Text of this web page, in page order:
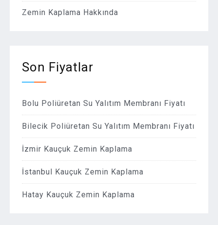
Zemin Kaplama Hakkında
Son Fiyatlar
Bolu Poliüretan Su Yalıtım Membranı Fiyatı
Bilecik Poliüretan Su Yalıtım Membranı Fiyatı
İzmir Kauçuk Zemin Kaplama
İstanbul Kauçuk Zemin Kaplama
Hatay Kauçuk Zemin Kaplama